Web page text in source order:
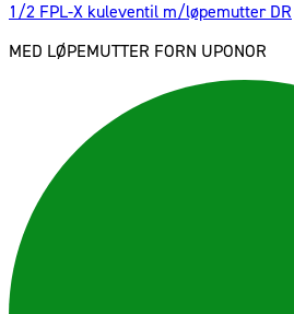
1/2 FPL-X kuleventil m/løpemutter DR
MED LØPEMUTTER FORN UPONOR